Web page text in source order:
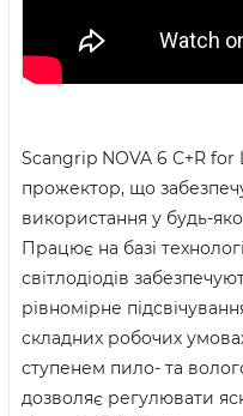
Scangrip NOVA 6 C+R for
прожектор, що
використання у будь-
Працює на базі
світлодіодів
рівномірне
складних робочих
ступенем пило- та
дозволяє регулювати